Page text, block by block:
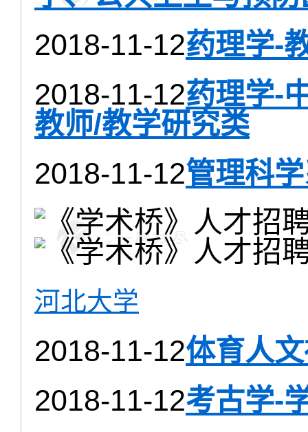
2018-11-12药理学-
2018-11-12药理学-
教师/教学研究类
2018-11-12管理科
河北大学
2018-11-12体育人
2018-11-12考古学-